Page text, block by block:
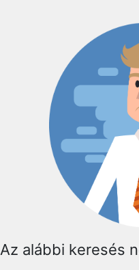
Az alábbi keresés